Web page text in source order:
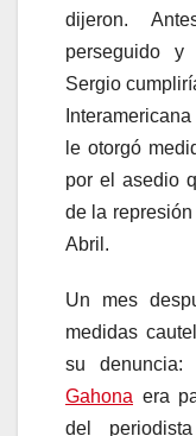
dijeron.
perseguido
Sergio
le otorgó
por el asedio
de la
Abril.
Un mes
medidas
su
Gahona era
del